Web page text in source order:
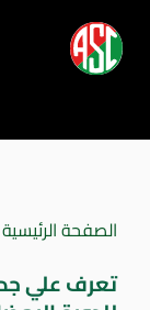
الصفحة الرئيسية